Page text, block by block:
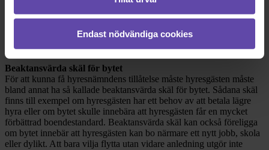
Endast nödvändiga cookies
Hyresnämnden ska lämna tillstånd till bytet om hyresgästen har
för hyresvärden. Det får inte heller finnas så kallade
särskilda skälsom talar emot bytet.
Beaktansvärda skäl för bytet
För att kunna få hyresnämndens tillåtelse måste hyresgästen måste
bland annat ha så kallade beaktansvärda skäl för bytet. Sådana skäl
finns till exempel om hyresgästen har ett behov av att betala lägre
hyra eller om bytet skulle innebära att hyresgästen får en mycket
förbättrad boendestandard. Beaktansvärda skäl kan också föreligga
om bytet innebär att hyresgästen kan bo närmare ett nytt jobb, skola
eller dylikt. Att bara vilja flytta utan vidare anledning utgör inte